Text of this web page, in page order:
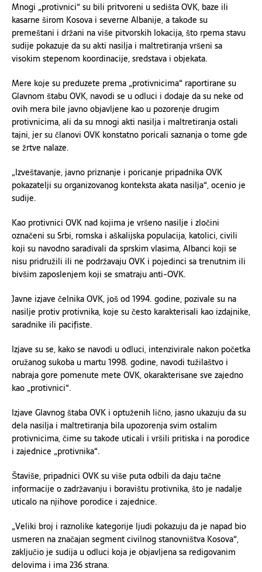
Mnogi „protivnici“ su bili pritvoreni u sedišta OVK, baze ili
kasarne širom Kosova i severne Albanije, a takođe su
premeštani i držani na više pitvorskih lokacija, što rpema stavu
sudije pokazuje da su akti nasilja i maltretiranja vršeni sa
visokim stepenom koordinacije, sredstava i objekata.
Mere koje su preduzete prema „protivnicima“ raportirane su
Glavnom štabu OVK, navodi se u odluci i dodaje da su neke od
ovih mera bile javno objavljene kao u pozorenje drugim
protivnicima, ali da su mnogi akti nasilja i maltretiranja ostali
tajni, jer su članovi OVK konstatno poricali saznanja o tome gde
se žrtve nalaze.
„Izveštavanje, javno priznanje i poricanje pripadnika OVK
pokazatelji su organizovanog konteksta akata nasilja“, ocenio je
sudije.
Kao protivnici OVK nad kojima je vršeno nasilje i zločini
označeni su Srbi, romska i aškalijska populacija, katolici, civili
koji su navodno sarađivali da sprskim vlasima, Albanci koji se
nisu pridružili ili ne podržavaju OVK i pojedinci sa trenutnim ili
bivšim zaposlenjem koji se smatraju anti-OVK.
Javne izjave čelnika OVK, još od 1994. godine, pozivale su na
nasilje protiv protivnika, koje su često karakterisali kao izdajnike,
saradnike ili pacifiste.
Izjave su se, kako se navodi u odluci, intenzivirale nakon početka
oružanog sukoba u martu 1998. godine, navodi tužilaštvo i
nabraja gore pomenute mete OVK, okarakterisane sve zajedno
kao „protivnici“.
Izjave Glavnog štaba OVK i optuženih lično, jasno ukazuju da su
dela nasilja i maltretiranja bila upozorenja svim ostalim
protivnicima, čime su takođe uticali i vršili pritiska i na porodice
i zajednice „protivnika“.
Štaviše, pripadnici OVK su više puta odbili da daju tačne
informacije o zadržavanju i boravištu protivnika, što je nadalje
uticalo na njihove porodice i zajednice.
„Veliki broj i raznolike kategorije ljudi pokazuju da je napad bio
usmeren na značajan segment civilnog stanovništva Kosova“,
zaključio je sudija u odluci koja je objavljena sa redigovanim
delovima i ima 236 strana.